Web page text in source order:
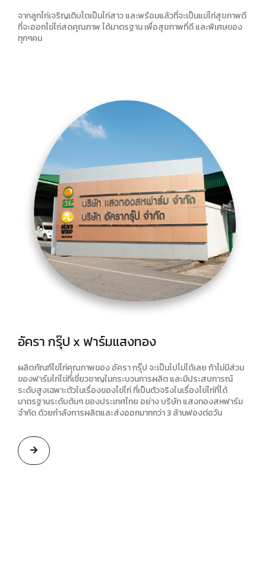
จากลูกไก่เจริญเติบโตเป็นไก่สาว และพร้อมแล้วที่จะเป็นแม่ไก่สุขภาพดี
ที่จะออกไข่ไก่สดคุณภาพ ได้มาตรฐาน เพื่อสุขภาพที่ดี และพิเศษของ
ทุกๆคน
อัครา กรุ๊ป x ฟาร์มแสงทอง
ผลิตภัณฑ์ไข่ไก่คุณภาพของ อัครา กรุ๊ป จะเป็นไปไม่ได้เลย ถ้าไม่มีส่วน
ของฟาร์มไก่ไข่ที่เชี่ยวชาญในกระบวนการผลิต และมีประสบการณ์
ระดับสูงเฉพาะตัวในเรื่องของไข่ไก่ ที่เป็นตัวจริงในเรื่องไข่ไก่ที่ได้
มาตรฐานระดับต้นๆ ของประเทศไทย อย่าง บริษัท แสงทองสหฟาร์ม
จำกัด ด้วยกำลังการผลิตและส่งออกมากกว่า 3 ล้านฟองต่อวัน